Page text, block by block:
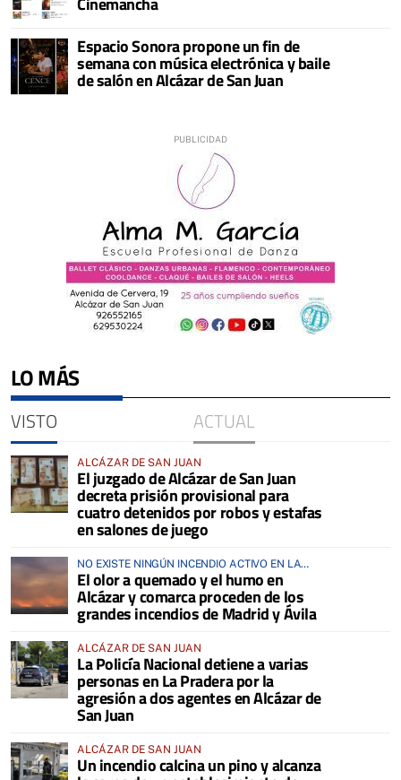
Espacio Sonora propone un fin de
semana con música electrónica y baile
de salón en Alcázar de San Juan
LO MÁS
VISTO ACTUAL
ALCÁZAR DE SAN JUAN
El juzgado de Alcázar de San Juan
decreta prisión provisional para
cuatro detenidos por robos y estafas
en salones de juego
NO EXISTE NINGÚN INCENDIO ACTIVO EN LA
COMARCA
El olor a quemado y el humo en
Alcázar y comarca proceden de los
grandes incendios de Madrid y Ávila
ALCÁZAR DE SAN JUAN
La Policía Nacional detiene a varias
personas en La Pradera por la
agresión a dos agentes en Alcázar de
San Juan
ALCÁZAR DE SAN JUAN
Un incendio calcina un pino y alcanza